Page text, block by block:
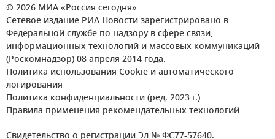
© 2026 МИА «Россия сегодня»
Сетевое издание РИА Новости зарегистрировано в
Федеральной службе по надзору в сфере связи,
информационных технологий и массовых коммуникаций
(Роскомнадзор) 08 апреля 2014 года.
Политика использования Cookie и автоматического
логирования
Политика конфиденциальности (ред. 2023 г.)
Правила применения рекомендательных технологий
Свидетельство о регистрации Эл № ФС77-57640.